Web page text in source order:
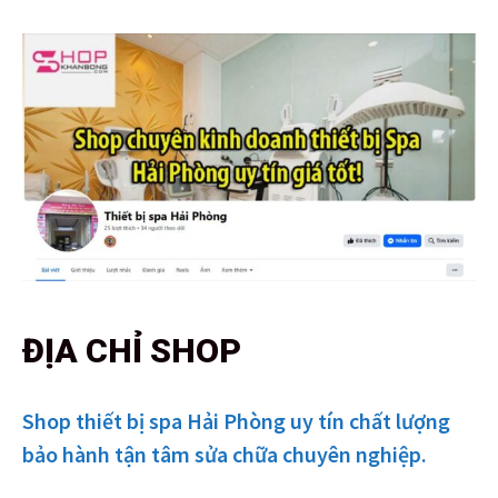
ĐỊA CHỈ SHOP
Shop thiết bị spa Hải Phòng uy tín chất lượng
bảo hành tận tâm sửa chữa chuyên nghiệp.